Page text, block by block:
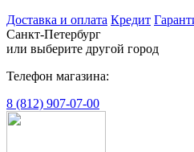
Доставка и оплата Кредит
Санкт-Петербург
или выберите другой город
Телефон магазина:
8 (812) 907-07-00